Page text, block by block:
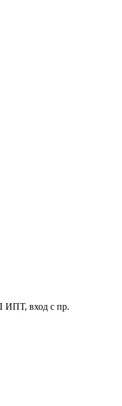
ИПТ, вход с пр.